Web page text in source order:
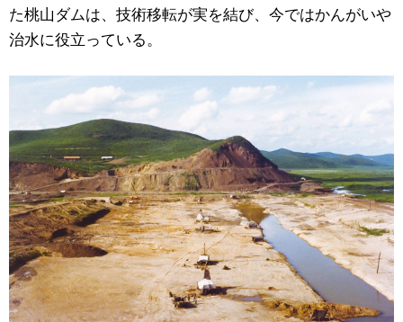
た桃山ダムは、技術移転が実を結び、今ではかんがいや
治水に役立っている。